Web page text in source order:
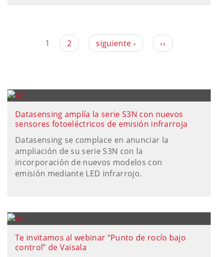
1 2 siguiente › ››
Datasensing amplía la serie S3N con nuevos
sensores fotoeléctricos de emisión infrarroja
Datasensing se complace en anunciar la
ampliación de su serie S3N con la
incorporación de nuevos modelos con
emisión mediante LED infrarrojo.
Te invitamos al webinar “Punto de rocío bajo
control” de Vaisala